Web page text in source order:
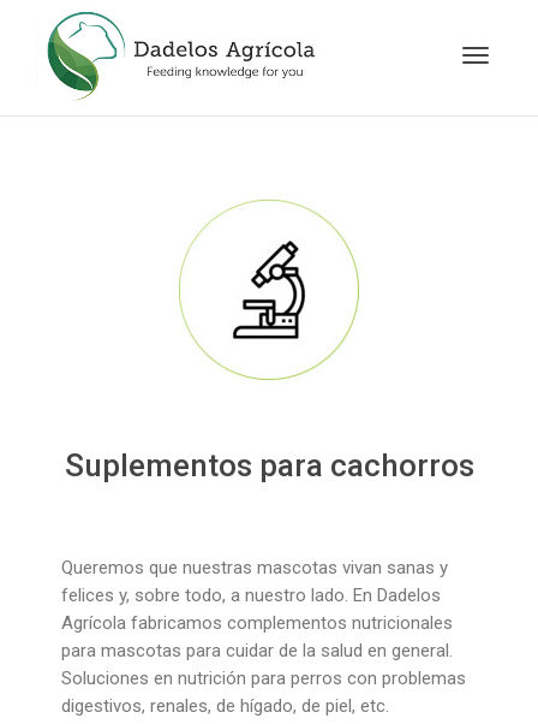
Suplementos para cachorros
Queremos que nuestras mascotas vivan sanas y
felices y, sobre todo, a nuestro lado. En Dadelos
Agrícola fabricamos complementos nutricionales
para mascotas para cuidar de la salud en general.
Soluciones en nutrición para perros con problemas
digestivos, renales, de hígado, de piel, etc.